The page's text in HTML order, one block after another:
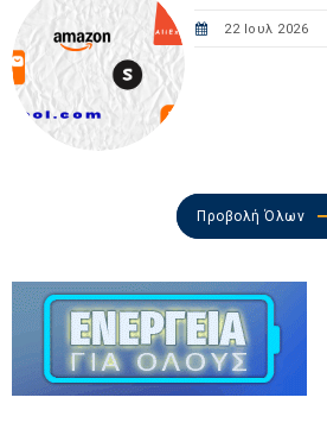
22 Ιουλ 2026
Προβολή Όλων